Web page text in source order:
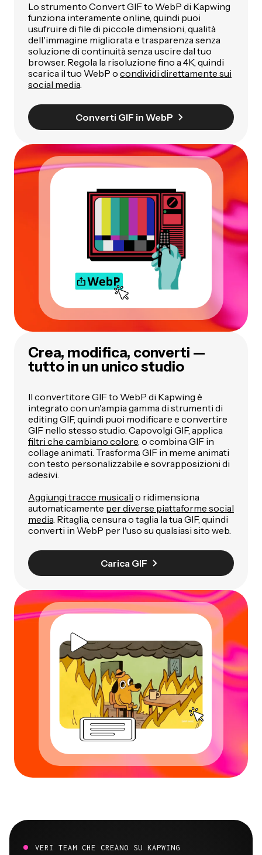
Lo strumento Convert GIF to WebP di Kapwing
funziona interamente online, quindi puoi
usufruire di file di piccole dimensioni, qualità
dell'immagine migliorata e trasparenza senza
soluzione di continuità senza uscire dal tuo
browser. Regola la risoluzione fino a 4K, quindi
scarica il tuo WebP o condividi direttamente sui
social media.
Converti GIF in WebP
Crea, modifica, converti —
tutto in un unico studio
Il convertitore GIF to WebP di Kapwing è
integrato con un'ampia gamma di strumenti di
editing GIF, quindi puoi modificare e convertire
GIF nello stesso studio. Capovolgi GIF, applica
filtri che cambiano colore, o combina GIF in
collage animati. Trasforma GIF in meme animati
con testo personalizzabile e sovrapposizioni di
adesivi.
Aggiungi tracce musicali o ridimensiona
automaticamente per diverse piattaforme social
media. Ritaglia, censura o taglia la tua GIF, quindi
converti in WebP per l'uso su qualsiasi sito web.
Carica GIF
VERI TEAM CHE CREANO SU KAPWING